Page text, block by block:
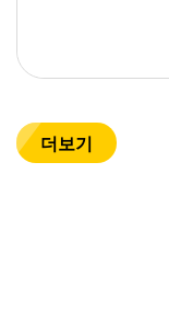
더보기